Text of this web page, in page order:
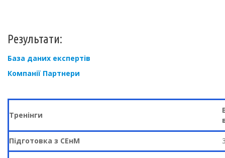
Результати:
База даних експертів
Компанії Партнери
Тренінги
Підготовка з СЕнМ